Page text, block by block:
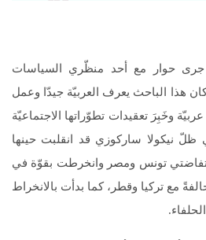
جرى حوار مع أحد منظّري السياسات
كان هذا الباحث يعرف العربيّة جيدّا وعمل
وخَبِرَ تعقيدات تطوّراتها الاجتماعيّة
نيكولا ساركوزي قد انقلبت حينها
تونس ومصر وانخرطت بقوّة في
مع تركيا وقطر، كما بدأت بالانخراط